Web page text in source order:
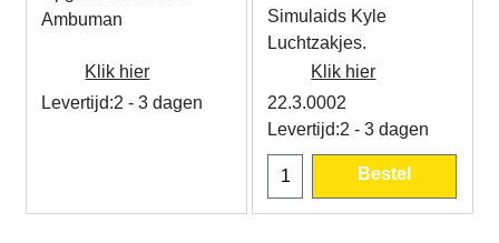
Ambuman
Klik hier
Levertijd:2 - 3 dagen
Simulaids Kyle
Luchtzakjes.
Klik hier
22.3.0002
Levertijd:2 - 3 dagen
Bestel